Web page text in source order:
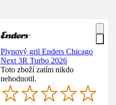
Plynový gril Enders Chicago
Next 3R Turbo 2026
Toto zboží zatím nikdo
nehodnotil.